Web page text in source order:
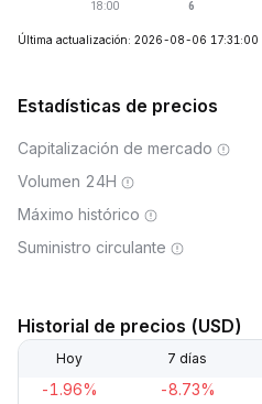
Última actualización: 2026-08-06 17:31:00
Estadísticas de precios
Capitalización de mercado
Volumen 24H
Máximo histórico
Suministro circulante
Historial de precios (USD)
Hoy 7 días
-1.96% -8.73%